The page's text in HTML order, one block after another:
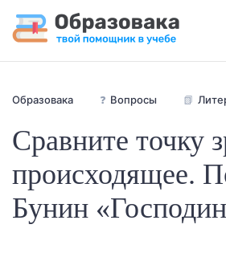
Образовака ❓ Вопросы 📗
Сравните точку
происходящее.
Бунин